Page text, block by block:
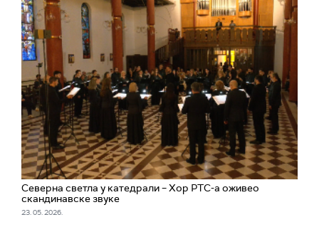
Северна светла у катедрали – Хор РТС-а оживео
скандинавске звуке
23. 05. 2026.